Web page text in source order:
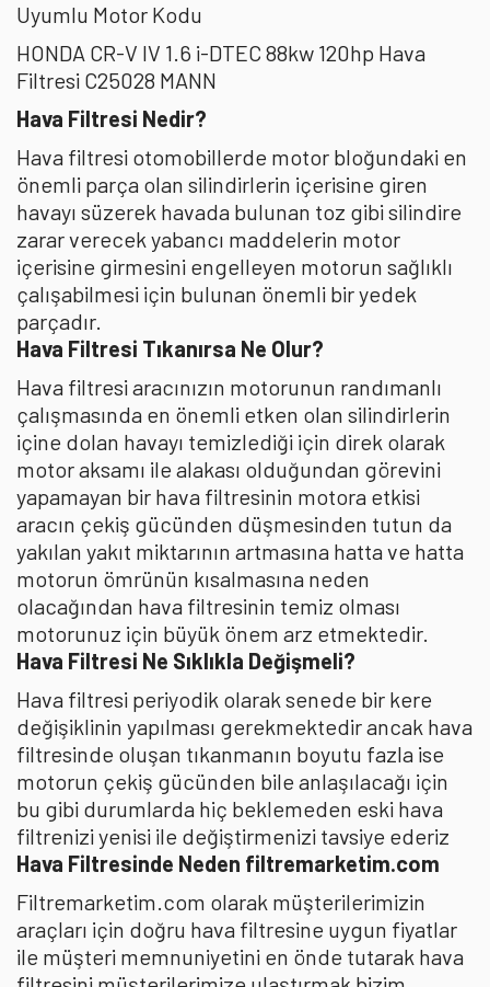
Uyumlu Motor Kodu
HONDA CR-V IV 1.6 i-DTEC 88kw 120hp Hava
Filtresi C25028 MANN
Hava Filtresi Nedir?
Hava filtresi otomobillerde motor bloğundaki en
önemli parça olan silindirlerin içerisine giren
havayı süzerek havada bulunan toz gibi silindire
zarar verecek yabancı maddelerin motor
içerisine girmesini engelleyen motorun sağlıklı
çalışabilmesi için bulunan önemli bir yedek
parçadır.
Hava Filtresi Tıkanırsa Ne Olur?
Hava filtresi aracınızın motorunun randımanlı
çalışmasında en önemli etken olan silindirlerin
içine dolan havayı temizlediği için direk olarak
motor aksamı ile alakası olduğundan görevini
yapamayan bir hava filtresinin motora etkisi
aracın çekiş gücünden düşmesinden tutun da
yakılan yakıt miktarının artmasına hatta ve hatta
motorun ömrünün kısalmasına neden
olacağından hava filtresinin temiz olması
motorunuz için büyük önem arz etmektedir.
Hava Filtresi Ne Sıklıkla Değişmeli?
Hava filtresi periyodik olarak senede bir kere
değişiklinin yapılması gerekmektedir ancak hava
filtresinde oluşan tıkanmanın boyutu fazla ise
motorun çekiş gücünden bile anlaşılacağı için
bu gibi durumlarda hiç beklemeden eski hava
filtrenizi yenisi ile değiştirmenizi tavsiye ederiz
Hava Filtresinde Neden filtremarketim.com
Filtremarketim.com olarak müşterilerimizin
araçları için doğru hava filtresine uygun fiyatlar
ile müşteri memnuniyetini en önde tutarak hava